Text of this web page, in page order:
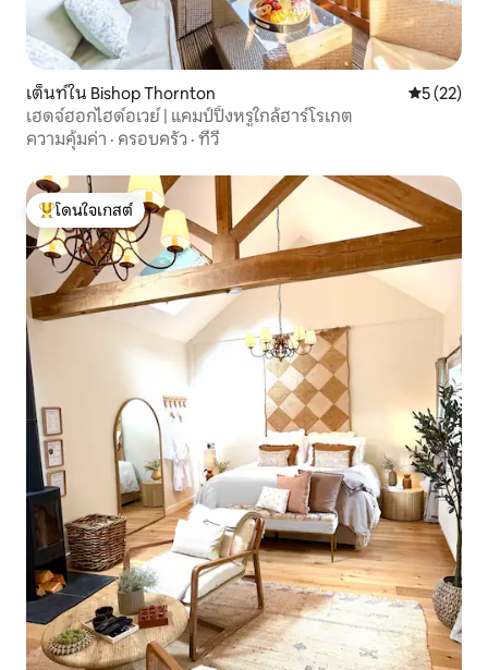
เต็นท์ใน Bishop Thornton คะแนนเฉลี่
5 (22)
เฮดจ์ฮอกไฮด์อเวย์ | แคมป์ปิ้งหรูใกล้ฮาร์โรเกต
ความคุ้มค่า · ครอบครัว · ทีวี
โดนใจเกสต์ที่สุด
โดนใจเกสต์